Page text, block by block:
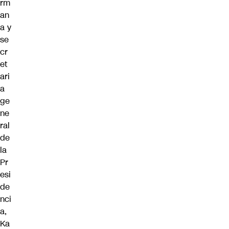
rm
an
a y
se
cr
et
ari
a
ge
ne
ral
de
la
Pr
esi
de
nci
a,
Ka